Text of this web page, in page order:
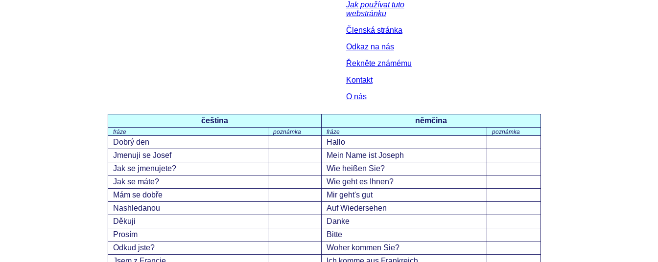
Jak používat tuto
webstránku
Členská stránka
Odkaz na nás
Řekněte známému
Kontakt
O nás
čeština němčina
fráze poznámka fráze poznámka
Dobrý den
Hallo
Jmenuji se Josef
Mein Name ist Joseph
Jak se jmenujete?
Wie heißen Sie?
Jak se máte?
Wie geht es Ihnen?
Mám se dobře
Mir geht's gut
Nashledanou
Auf Wiedersehen
Děkuji
Danke
Prosím
Bitte
Odkud jste?
Woher kommen Sie?